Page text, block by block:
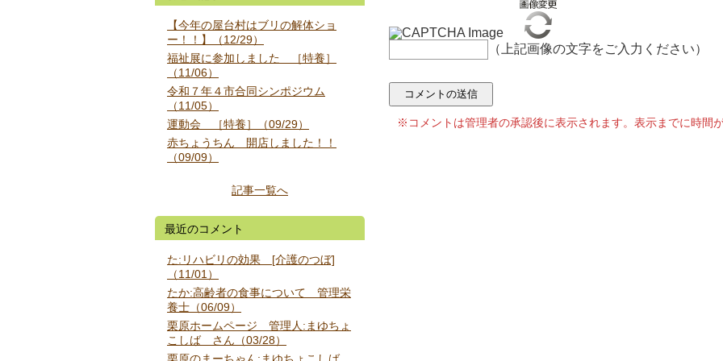
（上記画像の文字をご入力ください）
※コメントは管理者の承認後に表示されます。表示までに時間
【今年の屋台村はブリの解体ショ
ー！！】（12/29）
福祉展に参加しました ［特養］
（11/06）
令和７年４市合同シンポジウム
（11/05）
運動会 ［特養］（09/29）
赤ちょうちん 開店しました！！
（09/09）
記事一覧へ
最近のコメント
た:リハビリの効果 [介護のつぼ]
（11/01）
たか:高齢者の食事について 管理栄
養士（06/09）
栗原ホームページ 管理人:まゆちょ
こしば さん（03/28）